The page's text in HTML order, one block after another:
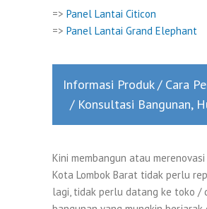
=> Panel Lantai Citicon
=> Panel Lantai Grand Elephant
Informasi Produk / Cara
/ Konsultasi Bangunan,
Kini membangun atau
Kota Lombok Barat tidak perlu
lagi, tidak perlu datang ke toko /